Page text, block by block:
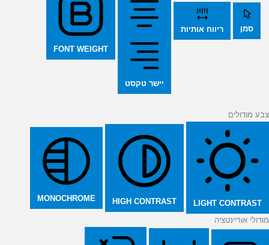
סמן ריווח אותיות
יישר טקסט
FONT WEIGHT
צבע מודולים
LIGHT CONTRAST
HIGH CONTRAST
MONOCHROME
מודולי אוריינטציה